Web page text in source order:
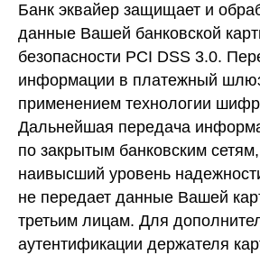
Банк эквайер защищает и
данные Вашей банковской
безопасности PCI DSS 3.0.
информации в платежный
применением технологии
Дальнейшая передача
по закрытым банковским
наивысший уровень
не передает данные Вашей
третьим лицам. Для
аутентификации держателя